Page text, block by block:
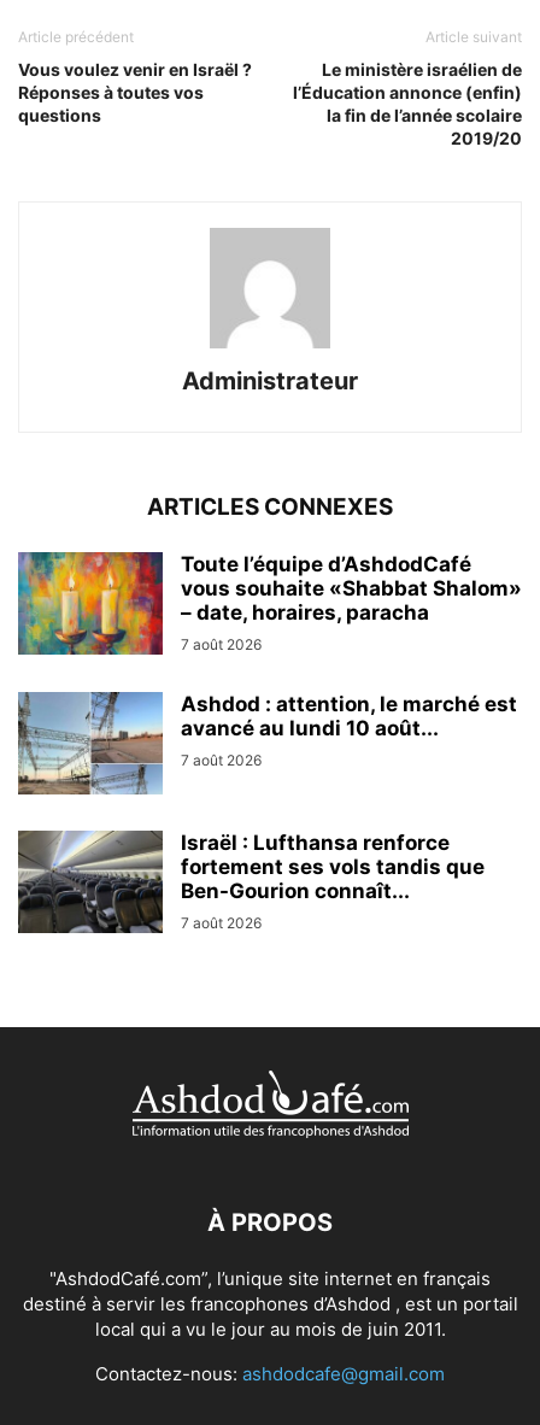
Article précédent
Vous voulez venir en Israël ?
Réponses à toutes vos
questions
Article suivant
Le ministère israélien de
l’Éducation annonce (enfin)
la fin de l’année scolaire
2019/20
Administrateur
ARTICLES CONNEXES
Toute l’équipe d’AshdodCafé
vous souhaite «Shabbat Shalom»
– date, horaires, paracha
7 août 2026
Ashdod : attention, le marché est
avancé au lundi 10 août...
7 août 2026
Israël : Lufthansa renforce
fortement ses vols tandis que
Ben-Gourion connaît...
7 août 2026
À PROPOS
"AshdodCafé.com”, l’unique site internet en français
destiné à servir les francophones d’Ashdod , est un portail
local qui a vu le jour au mois de juin 2011.
Contactez-nous: ashdodcafe@gmail.com